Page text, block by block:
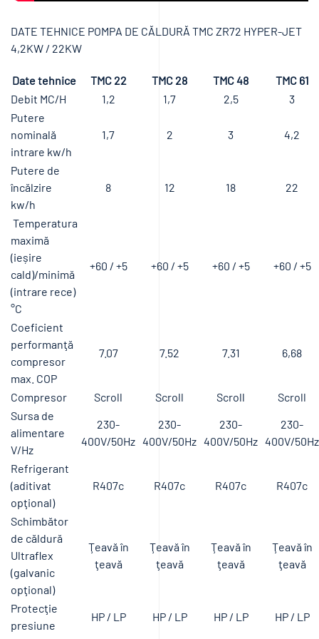
DATE TEHNICE POMPA DE CĂLDURĂ TMC ZR72 HYPER-JET
4,2KW / 22KW
Date tehnice TMC 22 TMC 28 TMC 48
TMC 61
Debit MC/H
1,2 1,7 2,5
3
Putere
nominală
intrare kw/h
1,7 2 3 4,2
Putere de
încălzire
kw/h
8 12 18 22
Temperatura
maximă
(ieșire
cald)/minimă
(intrare rece)
°C
+60 / +5 +60 / +5 +60 / +5 +60 / +5
Coeficient
performanţă
compresor
max. COP
7.07 7.52 7.31 6,68
Compresor Scroll Scroll Scroll
Scroll
Sursa de
alimentare
V/Hz
230-
400V/50Hz
230-
400V/50Hz
230-
400V/50Hz
230-
400V/50Hz
Refrigerant
(aditivat
opţional)
R407c R407c R407c R407c
Schimbător
de căldură
Ultraflex
(galvanic
opţional)
Ţeavă în
ţeavă
Ţeavă în
ţeavă
Ţeavă în
ţeavă
Ţeavă în
ţeavă
Protecţie
presiune
HP / LP HP / LP HP / LP
HP / LP